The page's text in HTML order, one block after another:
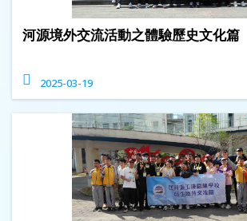
河源境外交流活動之體驗歷史文化篇
2025-03-19